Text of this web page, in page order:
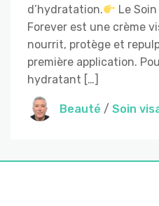
d’hydratation.
Le
Forever est une crème
nourrit, protège et
première application.
hydratant […]
Beauté / Soin